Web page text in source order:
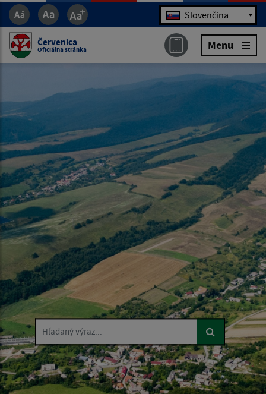
Jazyk Slovenčina
Červenica
Oficiálna stránka Menu
Hľadaný výraz...